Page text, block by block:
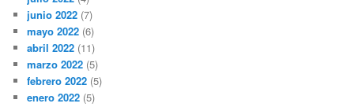
junio 2022 (7)
mayo 2022 (6)
abril 2022 (11)
marzo 2022 (5)
febrero 2022 (5)
enero 2022 (5)